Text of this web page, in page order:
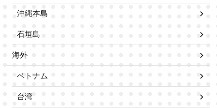
沖縄本島
石垣島
海外
ベトナム
台湾